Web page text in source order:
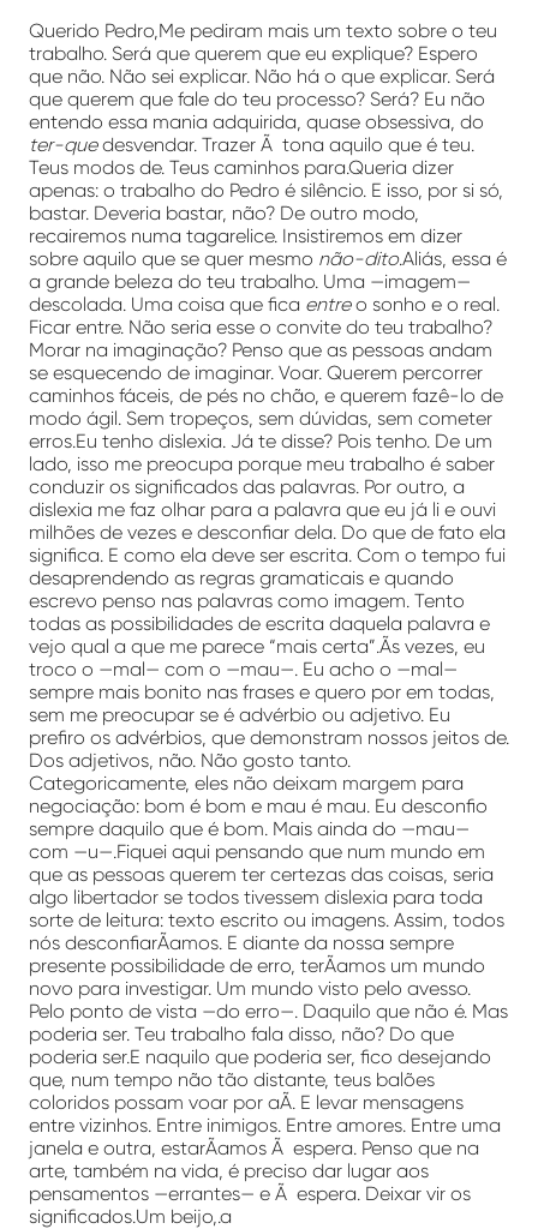
Querido Pedro,Me pediram mais um texto sobre o teu
trabalho. Será que querem que eu explique? Espero
que não. Não sei explicar. Não há o que explicar. Será
que querem que fale do teu processo? Será? Eu não
entendo essa mania adquirida, quase obsessiva, do
ter-quedesvendar. Trazer Ã tona aquilo que é teu.
Teus modos de. Teus caminhos para.Queria dizer
apenas: o trabalho do Pedro é silêncio. E isso, por si só,
bastar. Deveria bastar, não? De outro modo,
recairemos numa tagarelice. Insistiremos em dizer
sobre aquilo que se quer mesmo não-dito.Aliás, essa é
a grande beleza do teu trabalho. Uma —imagem—
descolada. Uma coisa que fica entreo sonho e o real.
Ficar entre. Não seria esse o convite do teu trabalho?
Morar na imaginação? Penso que as pessoas andam
se esquecendo de imaginar. Voar. Querem percorrer
caminhos fáceis, de pés no chão, e querem fazê-lo de
modo ágil. Sem tropeços, sem dúvidas, sem cometer
erros.Eu tenho dislexia. Já te disse? Pois tenho. De um
lado, isso me preocupa porque meu trabalho é saber
conduzir os significados das palavras. Por outro, a
dislexia me faz olhar para a palavra que eu já li e ouvi
milhões de vezes e desconfiar dela. Do que de fato ela
significa. E como ela deve ser escrita. Com o tempo fui
desaprendendo as regras gramaticais e quando
escrevo penso nas palavras como imagem. Tento
todas as possibilidades de escrita daquela palavra e
vejo qual a que me parece “mais certa”.Ãs vezes, eu
troco o —mal— com o —mau—. Eu acho o —mal—
sempre mais bonito nas frases e quero por em todas,
sem me preocupar se é advérbio ou adjetivo. Eu
prefiro os advérbios, que demonstram nossos jeitos de.
Dos adjetivos, não. Não gosto tanto.
Categoricamente, eles não deixam margem para
negociação: bom é bom e mau é mau. Eu desconfio
sempre daquilo que é bom. Mais ainda do —mau—
com —u—.Fiquei aqui pensando que num mundo em
que as pessoas querem ter certezas das coisas, seria
algo libertador se todos tivessem dislexia para toda
sorte de leitura: texto escrito ou imagens. Assim, todos
nós desconfiarÃ­amos. E diante da nossa sempre
presente possibilidade de erro, terÃ­amos um mundo
novo para investigar. Um mundo visto pelo avesso.
Pelo ponto de vista —do erro—. Daquilo que não é. Mas
poderia ser. Teu trabalho fala disso, não? Do que
poderia ser.E naquilo que poderia ser, fico desejando
que, num tempo não tão distante, teus balões
coloridos possam voar por aÃ­. E levar mensagens
entre vizinhos. Entre inimigos. Entre amores. Entre uma
janela e outra, estarÃ­amos Ã espera. Penso que na
arte, também na vida, é preciso dar lugar aos
pensamentos —errantes— e Ã espera. Deixar vir os
significados.Um beijo,.a